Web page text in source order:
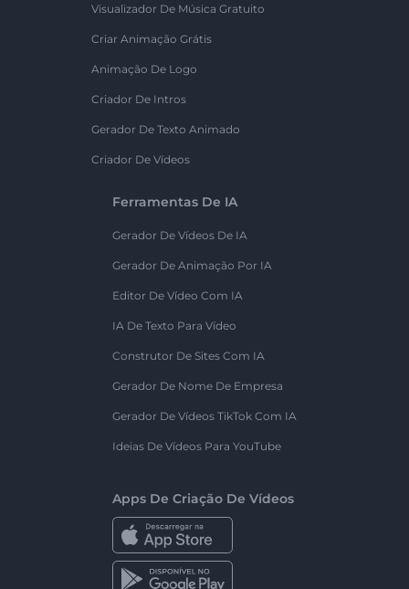
Visualizador De Música Gratuito
Criar Animação Grátis
Animação De Logo
Criador De Intros
Gerador De Texto Animado
Criador De Vídeos
Ferramentas De IA
Gerador De Vídeos De IA
Gerador De Animação Por IA
Editor De Vídeo Com IA
IA De Texto Para Vídeo
Construtor De Sites Com IA
Gerador De Nome De Empresa
Gerador De Vídeos TikTok Com IA
Ideias De Vídeos Para YouTube
Apps De Criação De Vídeos